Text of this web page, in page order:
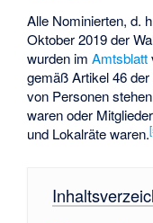
Alle Nominierten, d.
Oktober 2019 der
wurden imAmtsblatt
gemäß Artikel 46 der
von Personen
waren oder
und Lokalräte waren.